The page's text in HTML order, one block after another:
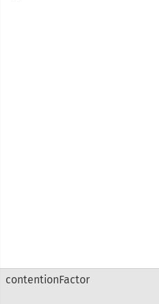
contentionFactor